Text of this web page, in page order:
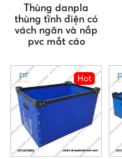
Thùng danpla
thùng tĩnh điện có
vách ngăn và nắp
pvc mắt cáo
Hot